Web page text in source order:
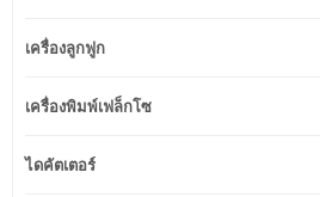
ของพัดลม ตรวจสอบให้แน่ใจว่า
กระดาษแข็งถ่ายโอนได้เร็วและ
ระบบติดกาวปั๊มอัตโนมัติ รอบ
และทำความสะอาดง่าย การ
เครื่องลูกฟูก
เครื่องพิมพ์เฟล็กโซ
ไดคัตเตอร์